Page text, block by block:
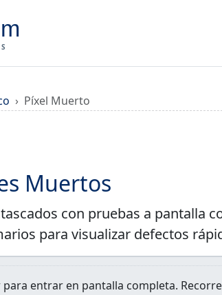
Píxel Muerto
Muertos
con pruebas a pantalla
para visualizar defectos
para entrar en pantalla completa.